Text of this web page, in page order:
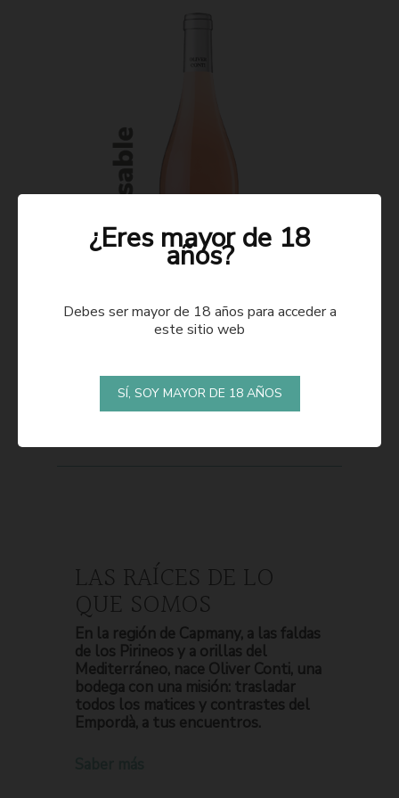
LAS RAÍCES DE LO
QUE SOMOS
En la región de Capmany, a las faldas
de los Pirineos y a orillas del
Mediterráneo, nace Oliver Conti, una
bodega con una misión: trasladar
todos los matices y contrastes del
Empordà, a tus encuentros.
¿Eres mayor de 18
años?
Debes ser mayor de 18 años para acceder a
este sitio web
SÍ, SOY MAYOR DE 18 AÑOS